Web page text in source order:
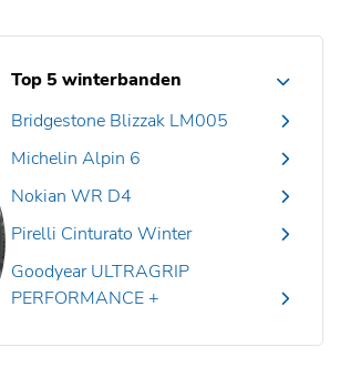
Top 5 winterbanden
Bridgestone Blizzak LM005
Michelin Alpin 6
Nokian WR D4
Pirelli Cinturato Winter
Goodyear ULTRAGRIP
PERFORMANCE +